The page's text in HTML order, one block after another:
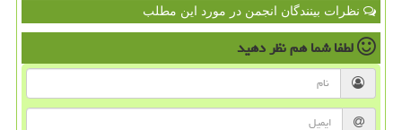
نظرات بینندگان انجمن در مورد این مطلب
لطفا شما همنظر دهید